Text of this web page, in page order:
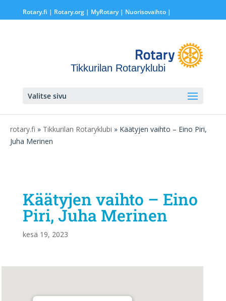
Rotary.fi | Rotary.org| MyRotary | Nuorisovaihto|
Tikkurilan Rotaryklubi
Valitse sivu
rotary.fi » Tikkurilan Rotaryklubi » Käätyjen vaihto – Eino Piri,
Juha Merinen
Käätyjen vaihto – Eino
Piri, Juha Merinen
kesä 19, 2023